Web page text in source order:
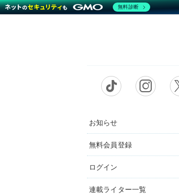
お知らせ
無料会員登録
ログイン
連載ライター一覧
無料診断